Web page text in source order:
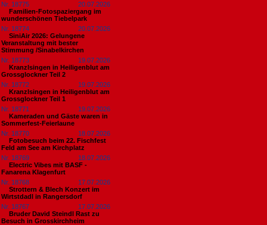
Nr. 18775
20.07.2026
Familien-Fotospaziergang im
wunderschönen Tiebelpark
Nr. 18774
20.07.2026
SiniAir 2026: Gelungene
Veranstaltung mit bester
Stimmung /Sinabelkirchen
Nr. 18773
19.07.2026
Kranzlsingen in Heiligenblut am
Grossglockner Teil 2
Nr. 18772
19.07.2026
Kranzlsingen in Heiligenblut am
Grossglockner Teil 1
Nr. 18771
19.07.2026
Kameraden und Gäste waren in
Sommerfest-Feierlaune
Nr. 18770
18.07.2026
Fotobesuch beim 22. Fischfest
Feld am See am Kirchplatz
Nr. 18769
18.07.2026
Electric Vibes mit BASF -
Fanarena Klagenfurt
Nr. 18768
17.07.2026
Strottern & Blech Konzert im
Wirtstdadl in Rangersdorf
Nr. 18767
17.07.2026
Bruder David Steindl Rast zu
Besuch in Grosskirchheim